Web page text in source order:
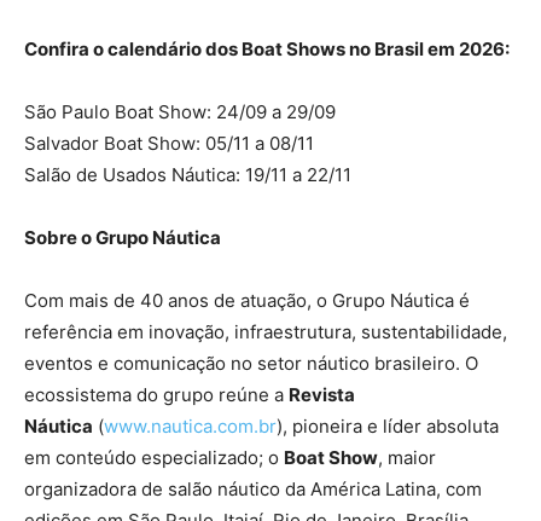
Confira o calendário dos Boat Shows no Brasil em 2026:
São Paulo Boat Show: 24/09 a 29/09
Salvador Boat Show: 05/11 a 08/11
Salão de Usados Náutica: 19/11 a 22/11
Sobre o Grupo Náutica
Com mais de 40 anos de atuação, o Grupo Náutica é
referência em inovação, infraestrutura, sustentabilidade,
eventos e comunicação no setor náutico brasileiro. O
ecossistema do grupo reúne a Revista
Náutica (www.nautica.com.br), pioneira e líder absoluta
em conteúdo especializado; o Boat Show, maior
organizadora de salão náutico da América Latina, com